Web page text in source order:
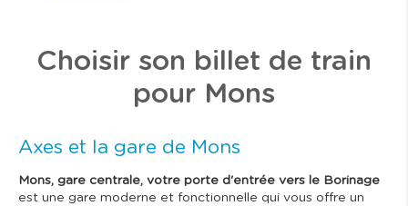
Choisir son billet de train
pour Mons
Axes et la gare de Mons
Mons, gare centrale, votre porte d'entrée vers le Borinage
est une gare moderne et fonctionnelle qui vous offre un